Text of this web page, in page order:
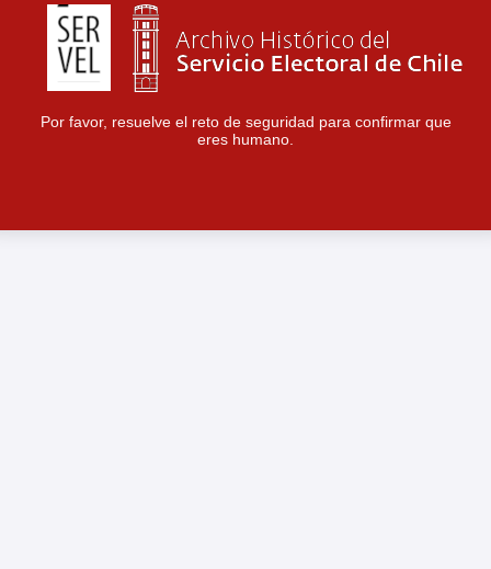
Por favor, resuelve el reto de seguridad para confirmar que
eres humano.